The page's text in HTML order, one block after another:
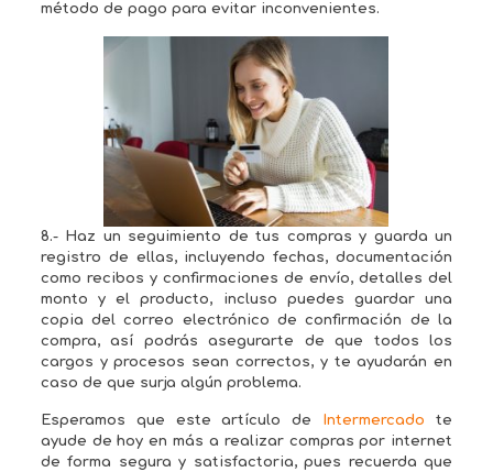
método de pago para evitar inconvenientes.
8.- Haz un seguimiento de tus compras y guarda un
registro de ellas, incluyendo fechas, documentación
como recibos y confirmaciones de envío, detalles del
monto y el producto, incluso puedes guardar una
copia del correo electrónico de confirmación de la
compra, así podrás asegurarte de que todos los
cargos y procesos sean correctos, y te ayudarán en
caso de que surja algún problema.
Esperamos que este artículo de Intermercado te
ayude de hoy en más a realizar compras por internet
de forma segura y satisfactoria, pues recuerda que